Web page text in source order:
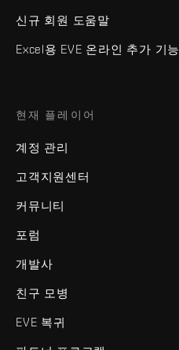
신규 회원 도움말
Excel용 EVE 온라인 추가 기능
현재 플레이어
계정 관리
고객지원센터
커뮤니티
포럼
개발사
친구 모병
EVE 복귀